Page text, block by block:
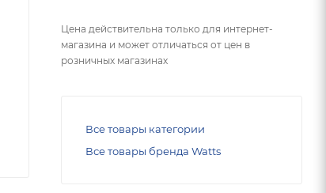
Цена действительна только для интернет-
магазина и может отличаться от цен в
розничных магазинах
Все товары категории
Все товары бренда Watts